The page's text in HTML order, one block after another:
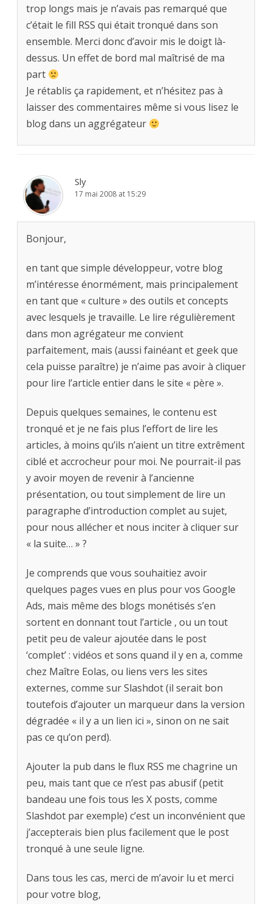
trop longs mais je n’avais pas remarqué que
c’était le fill RSS qui était tronqué dans son
ensemble. Merci donc d’avoir mis le doigt là-
dessus. Un effet de bord mal maîtrisé de ma
part
Je rétablis ça rapidement, et n’hésitez pas à
laisser des commentaires même si vous lisez le
blog dans un aggrégateur
Sly
17 mai 2008 at 15:29
Bonjour,
en tant que simple développeur, votre blog
m’intéresse énormément, mais principalement
en tant que « culture » des outils et concepts
avec lesquels je travaille. Le lire régulièrement
dans mon agrégateur me convient
parfaitement, mais (aussi fainéant et geek que
cela puisse paraître) je n’aime pas avoir à cliquer
pour lire l’article entier dans le site « père ».
Depuis quelques semaines, le contenu est
tronqué et je ne fais plus l’effort de lire les
articles, à moins qu’ils n’aient un titre extrêment
ciblé et accrocheur pour moi. Ne pourrait-il pas
y avoir moyen de revenir à l’ancienne
présentation, ou tout simplement de lire un
paragraphe d’introduction complet au sujet,
pour nous allécher et nous inciter à cliquer sur
« la suite… » ?
Je comprends que vous souhaitiez avoir
quelques pages vues en plus pour vos Google
Ads, mais même des blogs monétisés s’en
sortent en donnant tout l’article , ou un tout
petit peu de valeur ajoutée dans le post
‘complet’ : vidéos et sons quand il y en a, comme
chez Maître Eolas, ou liens vers les sites
externes, comme sur Slashdot (il serait bon
toutefois d’ajouter un marqueur dans la version
dégradée « il y a un lien ici », sinon on ne sait
pas ce qu’on perd).
Ajouter la pub dans le flux RSS me chagrine un
peu, mais tant que ce n’est pas abusif (petit
bandeau une fois tous les X posts, comme
Slashdot par exemple) c’est un inconvénient que
j’accepterais bien plus facilement que le post
tronqué à une seule ligne.
Dans tous les cas, merci de m’avoir lu et merci
pour votre blog,